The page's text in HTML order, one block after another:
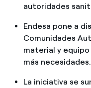
autoridades
Endesa pone a
Comunidades
material y equipo
más necesidades.
La iniciativa se